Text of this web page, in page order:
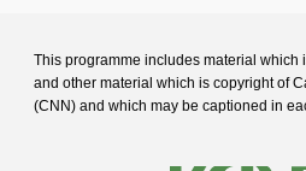
This programme includes material which
and other material which is copyright of
(CNN) and which may be captioned in